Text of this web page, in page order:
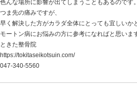
などと出てきます。
それらに対処をしてきて良くなら
他に モートン病 になってしまう
多くの方は、このことを修正する
あれっ！？ どうして・・・！？
って変化を感じられる場合も多か